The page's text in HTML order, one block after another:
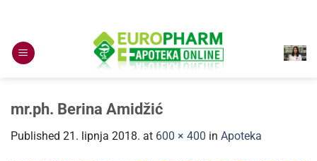
content
mr.ph. Berina Amidžić
Published 21. lipnja 2018. at 600 × 400 in Apoteka